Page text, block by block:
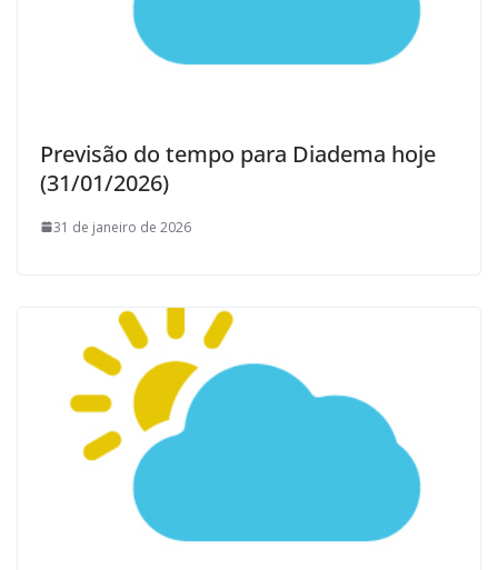
Previsão do tempo para Diadema hoje
(31/01/2026)
31 de janeiro de 2026